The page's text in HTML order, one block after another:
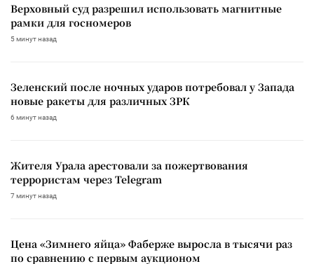
Верховный суд разрешил использовать магнитные
рамки для госномеров
5 минут назад
Зеленский после ночных ударов потребовал у Запада
новые ракеты для различных ЗРК
6 минут назад
Жителя Урала арестовали за пожертвования
террористам через Telegram
7 минут назад
Цена «Зимнего яйца» Фаберже выросла в тысячи раз
по сравнению с первым аукционом